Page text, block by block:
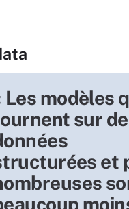
Les modèles
sur
et